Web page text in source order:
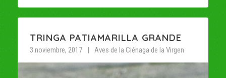
TRINGA PATIAMARILLA GRANDE
3 noviembre, 2017 Aves de la Ciénaga de la Virgen